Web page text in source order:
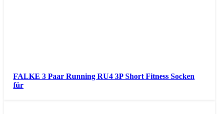
FALKE 3 Paar Running RU4 3P Short Fitness Socken
für